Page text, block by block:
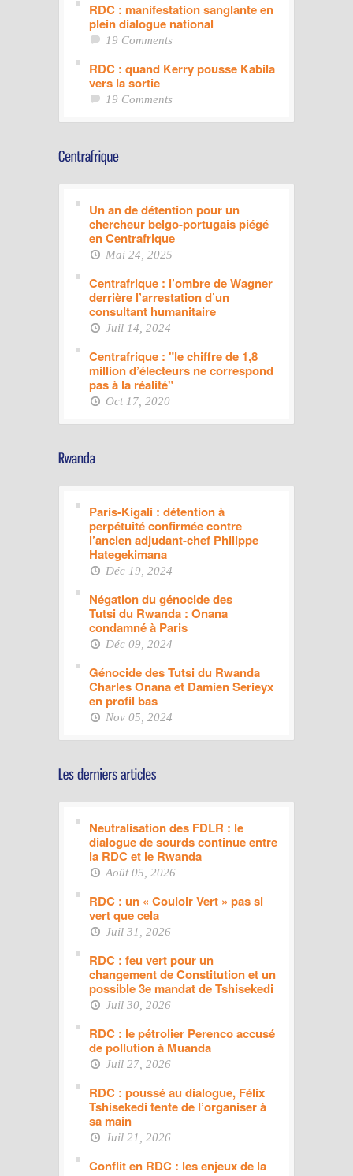
RDC : manifestation sanglante en
plein dialogue national
19 Comments
RDC : quand Kerry pousse Kabila
vers la sortie
19 Comments
Un an de détention pour un
chercheur belgo-portugais piégé
en Centrafrique
Mai 24, 2025
Centrafrique : l’ombre de Wagner
derrière l’arrestation d’un
consultant humanitaire
Juil 14, 2024
Centrafrique : "le chiffre de 1,8
million d’électeurs ne correspond
pas à la réalité"
Oct 17, 2020
Paris-Kigali : détention à
perpétuité confirmée contre
l’ancien adjudant-chef Philippe
Hategekimana
Déc 19, 2024
Négation du génocide des
Tutsi du Rwanda : Onana
condamné à Paris
Déc 09, 2024
Génocide des Tutsi du Rwanda
Charles Onana et Damien Serieyx
en profil bas
Nov 05, 2024
Neutralisation des FDLR : le
dialogue de sourds continue entre
la RDC et le Rwanda
Août 05, 2026
RDC : un « Couloir Vert » pas si
vert que cela
Juil 31, 2026
RDC : feu vert pour un
changement de Constitution et un
possible 3e mandat de Tshisekedi
Juil 30, 2026
RDC : le pétrolier Perenco accusé
de pollution à Muanda
Juil 27, 2026
RDC : poussé au dialogue, Félix
Tshisekedi tente de l’organiser à
sa main
Juil 21, 2026
Conflit en RDC : les enjeux de la